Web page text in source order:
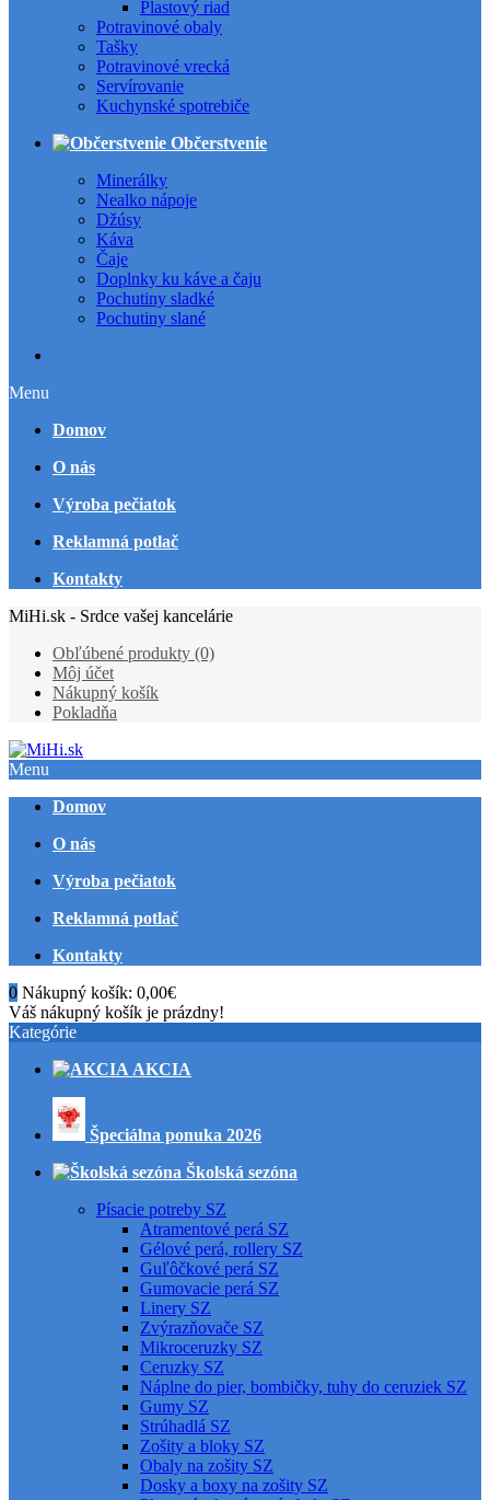
Plastový riad
Potravinové obaly
Tašky
Potravinové vrecká
Servírovanie
Kuchynské spotrebiče
Občerstvenie
Minerálky
Nealko nápoje
Džúsy
Káva
Čaje
Doplnky ku káve a čaju
Pochutiny sladké
Pochutiny slané
Menu
Domov
O nás
Výroba pečiatok
Reklamná potlač
Kontakty
MiHi.sk - Srdce vašej kancelárie
Obľúbené produkty (0)
Môj účet
Nákupný košík
Pokladňa
Menu
Domov
O nás
Výroba pečiatok
Reklamná potlač
Kontakty
0 Nákupný košík: 0,00€
Váš nákupný košík je prázdny!
Kategórie
AKCIA
Špeciálna ponuka 2026
Školská sezóna
Písacie potreby SZ
Atramentové perá SZ
Gélové perá, rollery SZ
Guľôčkové perá SZ
Gumovacie perá SZ
Linery SZ
Zvýrazňovače SZ
Mikroceruzky SZ
Ceruzky SZ
Náplne do pier, bombičky, tuhy do ceruziek SZ
Gumy SZ
Strúhadlá SZ
Zošity a bloky SZ
Obaly na zošity SZ
Dosky a boxy na zošity SZ